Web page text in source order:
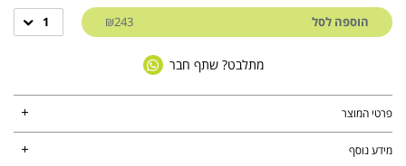
הוספה לסל ₪243
1
מתלבט? שתף חבר
פרטי המוצר
מידע נוסף